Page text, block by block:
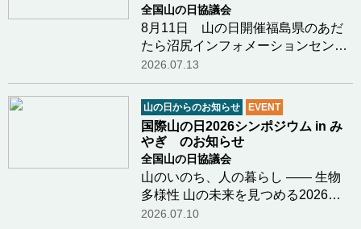
全国山の日協議会
8月11日 山の日開催福島県のあだ
たら沼尻インフォメーションセンタ
ー様より、山の日（８月１１日）に
行われる安達太良山と沼尻の魅力を
体感できるイベントのお知らせで
す。開催日 ： ２０２６年８月１１
日（祝日）開催時…つづきを読む
2026.07.13
山の日からのお知らせ EVENT
国際山の日2026シンポジウム in み
やぎ のお知らせ
全国山の日協議会
山のいのち、人の暮らし ―― 生物
多様性 山の未来を見つめる2026年
12月6日（日）、宮城県栗原市にお
2026.07.10